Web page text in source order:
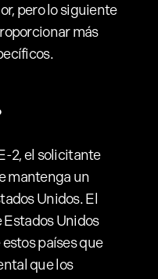
pero lo siguiente
más
2, el solicitante
mantenga un
Unidos. El
Unidos
países que
que los